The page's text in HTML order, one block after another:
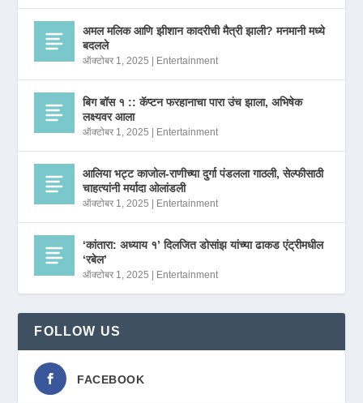
अमल मलिक आणि झीशान कादरीची मैत्री झाली? मनमानी मध्ये
बदलले
ऑक्टोबर 1, 2025 Entertainment
बिग बॉस १ :: कॅप्टन फरहानाचा पारा उंच झाला, अभिषेक
लक्ष्यवर आला
ऑक्टोबर 1, 2025 Entertainment
आलिया भट्ट काजोल-राणीच्या दुर्गा पंडलला गाठली, सेल्फीसाठी
चाहत्यांनी मर्यादा ओलांडली
ऑक्टोबर 1, 2025 Entertainment
‘कांतारा: अध्याय १’ दिलजित डोसांझ यांच्या ढाकड एंट्रीमधील
‘रबेल’
ऑक्टोबर 1, 2025 Entertainment
FOLLOW US
FACEBOOK